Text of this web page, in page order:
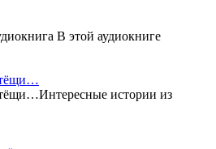
В этой аудиокниге
тёщи…
истории из